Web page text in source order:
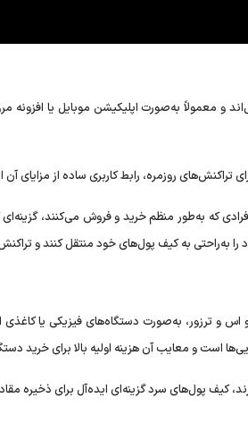
و معمولاً به‌صورت اپلیکیشن موبایل یا
روزمره، رابط کاربری ساده از مزایای
که به‌طور منظم خرید و فروش می‌کنند،
را به‌راحتی به کیف پول‌های خود منتقل کنند و
و ترزور، به‌صورت دستگاه‌های فیزیکی یا کاغذی
است و معایب آن هزینه اولیه بالا برای خرید
کیف پول‌های سرد گزینه‌ای ایده‌آل برای ذخیره